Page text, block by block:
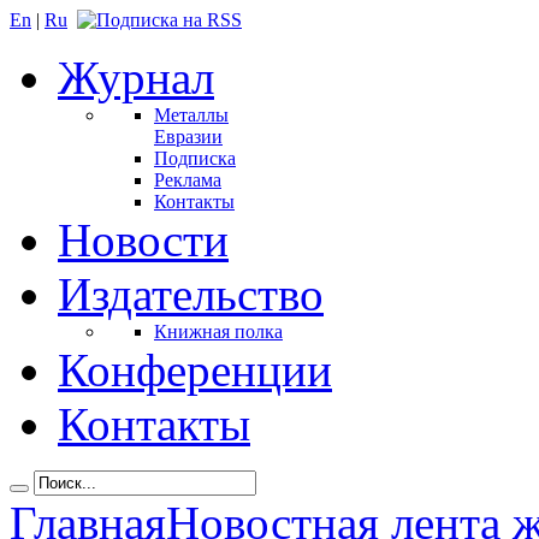
En | Ru
Журнал
Металлы
Евразии
Подписка
Реклама
Контакты
Новости
Издательство
Книжная полка
Конференции
Контакты
ГлавнаяНовостная лента